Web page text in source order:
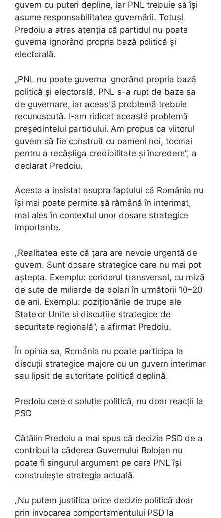
guvern cu puteri depline, iar PNL trebuie să își
asume responsabilitatea guvernării. Totuși,
Predoiu a atras atenția că partidul nu poate
guverna ignorând propria bază politică și
electorală.
„PNL nu poate guverna ignorând propria bază
politică și electorală. PNL s-a rupt de baza sa
de guvernare, iar această problemă trebuie
recunoscută. I-am ridicat această problemă
președintelui partidului. Am propus ca viitorul
guvern să fie construit cu oameni noi, tocmai
pentru a recâștiga credibilitate și încredere”, a
declarat Predoiu.
Acesta a insistat asupra faptului că România nu
își mai poate permite să rămână în interimat,
mai ales în contextul unor dosare strategice
importante.
„Realitatea este că țara are nevoie urgentă de
guvern. Sunt dosare strategice care nu mai pot
aștepta. Exemplu: coridorul transversal, cu miză
de sute de miliarde de dolari în următorii 10–20
de ani. Exemplu: poziționările de trupe ale
Statelor Unite și discuțiile strategice de
securitate regională”, a afirmat Predoiu.
În opinia sa, România nu poate participa la
discuții strategice majore cu un guvern interimar
sau lipsit de autoritate politică deplină.
Predoiu cere o soluție politică, nu doar reacții la
PSD
Cătălin Predoiu a mai spus că decizia PSD de a
contribui la căderea Guvernului Bolojan nu
poate fi singurul argument pe care PNL își
construiește strategia actuală.
„Nu putem justifica orice decizie politică doar
prin invocarea comportamentului PSD la